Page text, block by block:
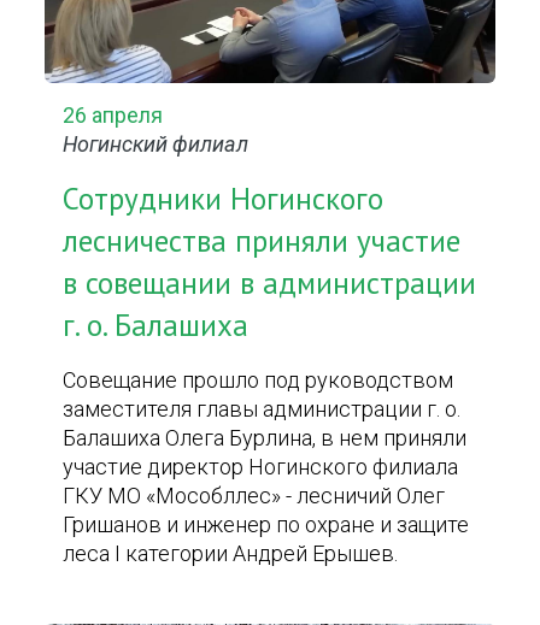
26 апреля
Ногинский филиал
Сотрудники Ногинского
лесничества приняли участие
в совещании в администрации
г. о. Балашиха
Совещание прошло под руководством
заместителя главы администрации г. о.
Балашиха Олега Бурлина, в нем приняли
участие директор Ногинского филиала
ГКУ МО «Мособллес» - лесничий Олег
Гришанов и инженер по охране и защите
леса I категории Андрей Ерышев.